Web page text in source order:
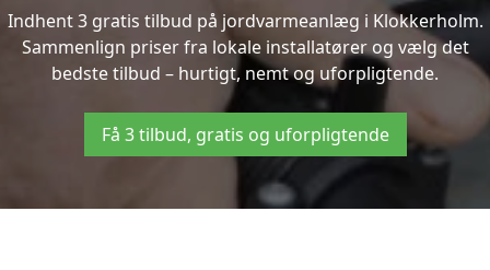
Indhent 3 gratis tilbud på jordvarmeanlæg i Klokkerholm.
Sammenlign priser fra lokale installatører og vælg det
bedste tilbud – hurtigt, nemt og uforpligtende.
Få 3 tilbud, gratis og uforpligtende